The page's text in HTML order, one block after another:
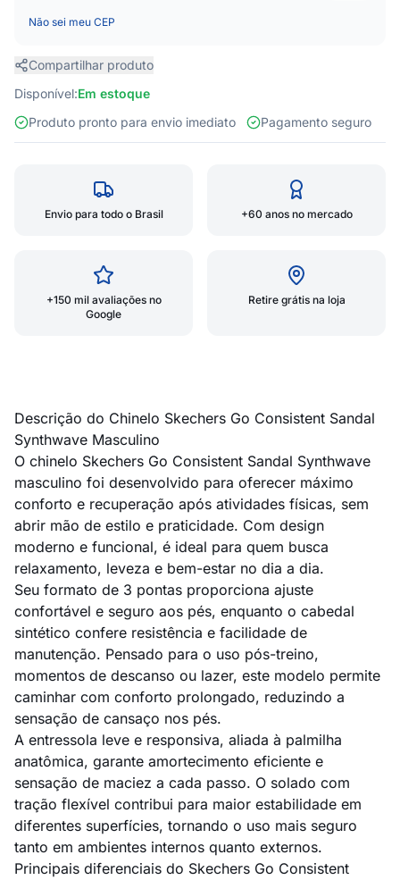
Não sei meu CEP
Compartilhar produto
Disponível:Em estoque
Produto pronto para envio imediato
Pagamento seguro
Envio para todo o Brasil +60 anos no mercado
+150 mil avaliações no
Google
Retire grátis na loja
Descrição do Chinelo Skechers Go Consistent Sandal
Synthwave Masculino
O chinelo Skechers Go Consistent Sandal Synthwave
masculino foi desenvolvido para oferecer máximo
conforto e recuperação após atividades físicas, sem
abrir mão de estilo e praticidade. Com design
moderno e funcional, é ideal para quem busca
relaxamento, leveza e bem-estar no dia a dia.
Seu formato de 3 pontas proporciona ajuste
confortável e seguro aos pés, enquanto o cabedal
sintético confere resistência e facilidade de
manutenção. Pensado para o uso pós-treino,
momentos de descanso ou lazer, este modelo permite
caminhar com conforto prolongado, reduzindo a
sensação de cansaço nos pés.
A entressola leve e responsiva, aliada à palmilha
anatômica, garante amortecimento eficiente e
sensação de maciez a cada passo. O solado com
tração flexível contribui para maior estabilidade em
diferentes superfícies, tornando o uso mais seguro
tanto em ambientes internos quanto externos.
Principais diferenciais do Skechers Go Consistent